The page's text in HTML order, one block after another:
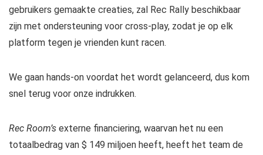
gebruikers gemaakte creaties, zal Rec Rally beschikbaar
zijn met ondersteuning voor cross-play, zodat je op elk
platform tegen je vrienden kunt racen.
We gaan hands-on voordat het wordt gelanceerd, dus kom
snel terug voor onze indrukken.
Rec Room’s externe financiering, waarvan het nu een
totaalbedrag van $ 149 miljoen heeft, heeft het team de